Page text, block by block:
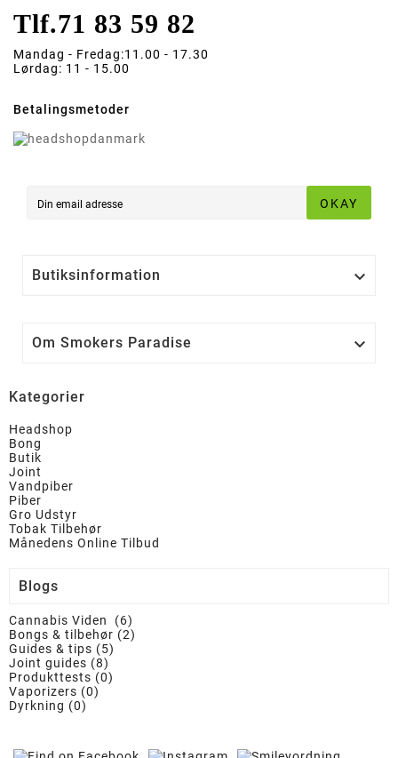
Tlf.71 83 59 82
Mandag - Fredag:11.00 - 17.30
Lørdag: 11 - 15.00
Betalingsmetoder
OKAY
Butiksinformation 
Om Smokers Paradise 
Kategorier
Headshop
Bong
Butik
Joint
Vandpiber
Piber
Gro Udstyr
Tobak Tilbehør
Månedens Online Tilbud
Blogs
Cannabis Viden (6)
Bongs & tilbehør (2)
Guides & tips (5)
Joint guides (8)
Produkttests (0)
Vaporizers (0)
Dyrkning (0)